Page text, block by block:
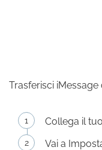
Trasferisci
Collega il
Vai a